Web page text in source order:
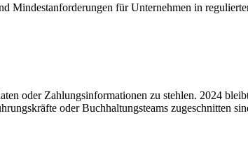
Mindestanforderungen für Unternehmen in
oder Zahlungsinformationen zu stehlen. 2024
oder Buchhaltungsteams zugeschnitten